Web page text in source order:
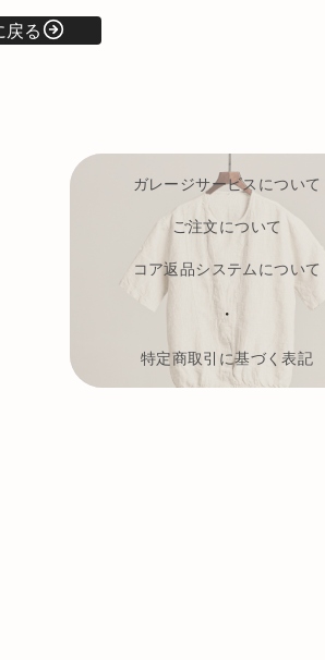
る
ガレージサービスについて
ご注文について
コア返品システムについて
・
特定商取引に基づく表記